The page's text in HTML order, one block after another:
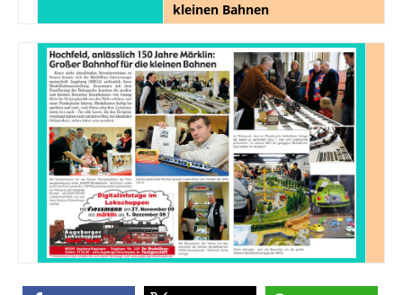
kleinen Bahnen